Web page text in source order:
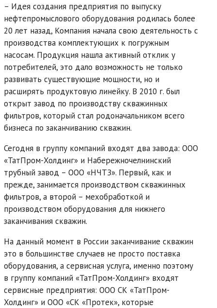
– Идея создания предприятия по выпуску
нефтепромыслового оборудования родилась более
20 лет назад, Компания начала свою деятельность с
производства комплектующих к погружным
насосам. Продукция нашла активный отклик у
потребителей, это дало возможность не только
развивать существующие мощности, но и
расширять продуктовую линейку. В 2010 г. был
открыт завод по производству скважинных
фильтров, который стал родоначальником всего
бизнеса по заканчиванию скважин.
Сегодня в группу компаний входят два завода: ООО
«ТатПром-Холдинг» и Набережночелнинский
трубный завод – ООО «НЧТЗ». Первый, как и
прежде, занимается производством скважинных
фильтров, а второй – мехобработкой и
производством оборудования для нижнего
заканчивания скважин.
На данный момент в России заканчивание скважин
это в большинстве случаев не просто поставка
оборудования, а сервисная услуга, именно поэтому
в группу компаний «ТатПром-Холдинг» входят
сервисные предприятия: ООО СК «ТатПром-
Холдинг» и ООО «СК «Протек», которые